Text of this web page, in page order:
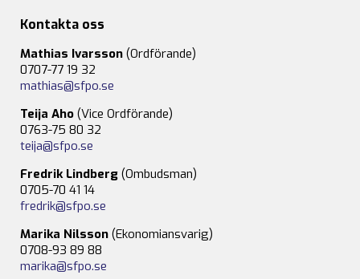
Kontakta oss
Mathias Ivarsson (Ordförande)
0707-77 19 32
mathias@sfpo.se
Teija Aho (Vice Ordförande)
0763-75 80 32
teija@sfpo.se
Fredrik Lindberg (Ombudsman)
0705-70 41 14
fredrik@sfpo.se
Marika Nilsson (Ekonomiansvarig)
0708-93 89 88
marika@sfpo.se